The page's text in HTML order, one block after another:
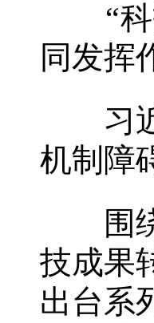
“科技
同发挥
习近
机制障
围绕
技成果
出台系